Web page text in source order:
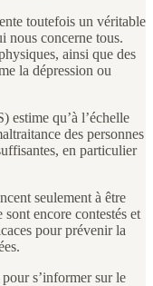
toutefois un véritable
nous concerne tous.
ainsi que des
la dépression ou
estime qu’à l’échelle
des personnes
en particulier
seulement à être
encore contestés et
pour prévenir la
s’informer sur le